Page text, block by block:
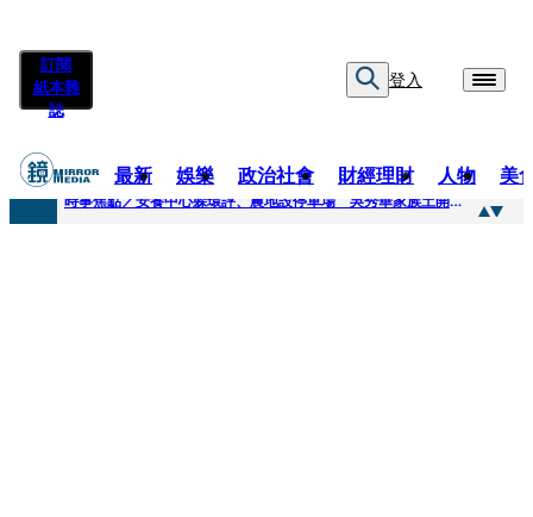
訂閱
紙本雜
誌
登入
最新 娛樂 政治社會 財經理財 人物 美
快訊
時事焦點／安養中心躲環評、農地設停車場 吳秀華家族土開爭議連環爆